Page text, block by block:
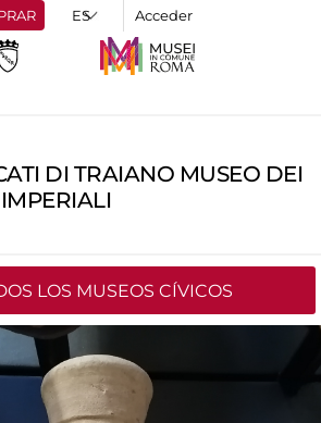
Acceder
DI TRAIANO MUSEO DEI
LOS MUSEOS CÍVICOS